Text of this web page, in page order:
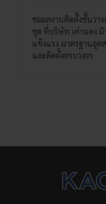
ชมผลงานติดตั้งชั้นวาง
ชุด ที่บริษัท เต่าแดง มิ
แข็งแรง มาตรฐานอุต
และติดตั้งครบวงจร